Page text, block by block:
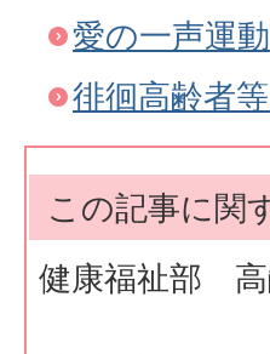
愛の一声運動
徘徊高齢者
この記事に関
健康福祉部